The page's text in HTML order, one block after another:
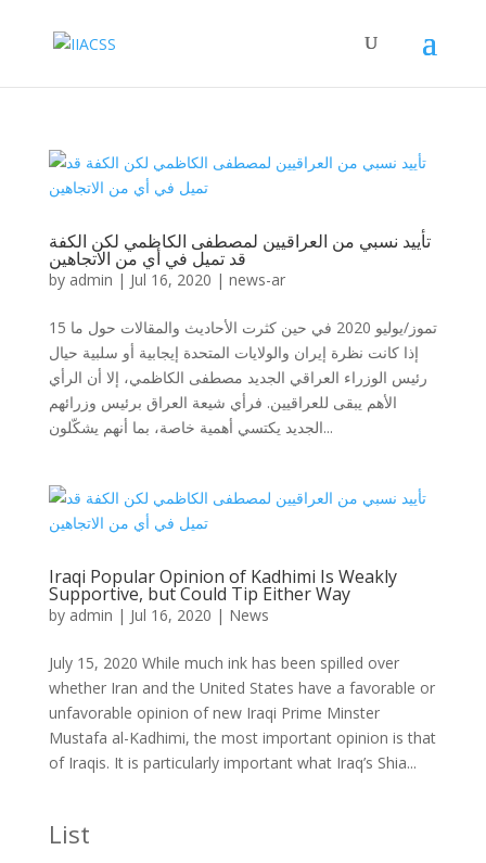
تأييد نسبي من العراقيين لمصطفى الكاظمي لكن الكفة
قد تميل في أي من الاتجاهين
by admin | Jul 16, 2020 | news-ar
15 تموز/يوليو 2020 في حين كثرت الأحاديث والمقالات حول ما
إذا كانت نظرة إيران والولايات المتحدة إيجابية أو سلبية حيال
رئيس الوزراء العراقي الجديد مصطفى الكاظمي، إلا أن الرأي
الأهم يبقى للعراقيين. فرأي شيعة العراق برئيس وزرائهم
الجديد يكتسي أهمية خاصة، بما أنهم يشكّلون...
Iraqi Popular Opinion of Kadhimi Is Weakly
Supportive, but Could Tip Either Way
by admin | Jul 16, 2020 | News
July 15, 2020 While much ink has been spilled over
whether Iran and the United States have a favorable or
unfavorable opinion of new Iraqi Prime Minster
Mustafa al-Kadhimi, the most important opinion is that
of Iraqis. It is particularly important what Iraq’s Shia...
List